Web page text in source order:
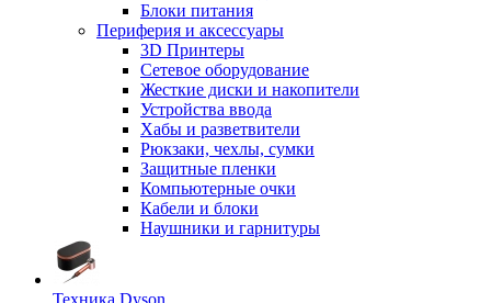
Блоки питания
Периферия и аксессуары
3D Принтеры
Сетевое оборудование
Жесткие диски и накопители
Устройства ввода
Хабы и разветвители
Рюкзаки, чехлы, сумки
Защитные пленки
Компьютерные очки
Кабели и блоки
Наушники и гарнитуры
Техника Dyson